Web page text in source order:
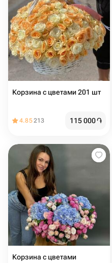
Корзина с цветами 201 шт
4.85213 115 000֏
Корзина с цветами